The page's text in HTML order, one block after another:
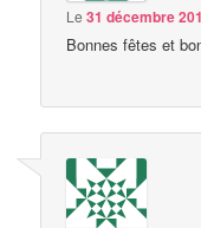
Le31 décembre
Bonnes fêtes et